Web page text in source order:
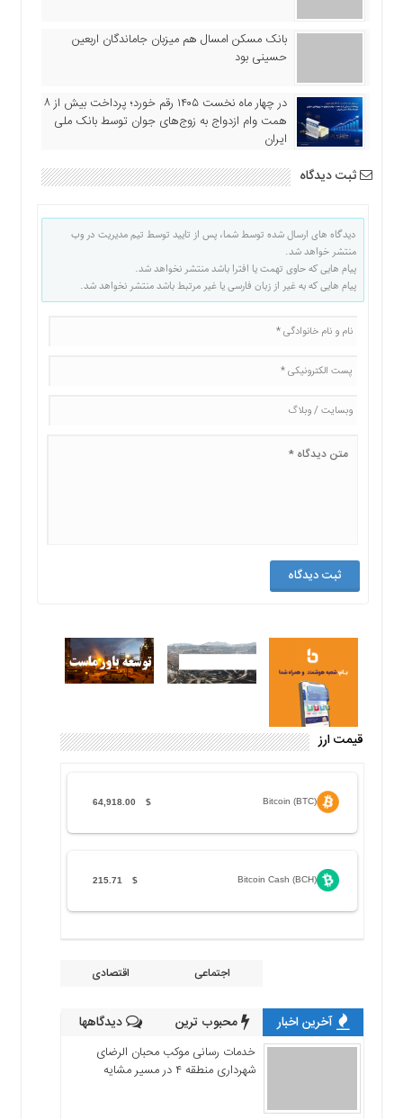
بانک مسکن امسال هم میزبان جاماندگان اربعین
حسینی بود
در چهار ماه نخست ۱۴۰۵ رقم خورد؛ پرداخت بیش از ۸
همت وام ازدواج به زوج‌های جوان توسط بانک ملی
ایران
ثبت دیدگاه
دیدگاه های ارسال شده توسط شما، پس از تایید توسط تیم مدیریت در وب
منتشر خواهد شد.
پیام هایی که حاوی تهمت یا افترا باشد منتشر نخواهد شد.
پیام هایی که به غیر از زبان فارسی یا غیر مرتبط باشد منتشر نخواهد شد.
قیمت ارز
Bitcoin (BTC)
$
64,918.00
Bitcoin Cash (BCH)
$
215.71
اجتماعی اقتصادی
آخرین اخبار محبوب ترین دیدگاهها
خدمات رسانی موکب محبان الرضای
شهرداری منطقه ۴ در مسیر مشایه